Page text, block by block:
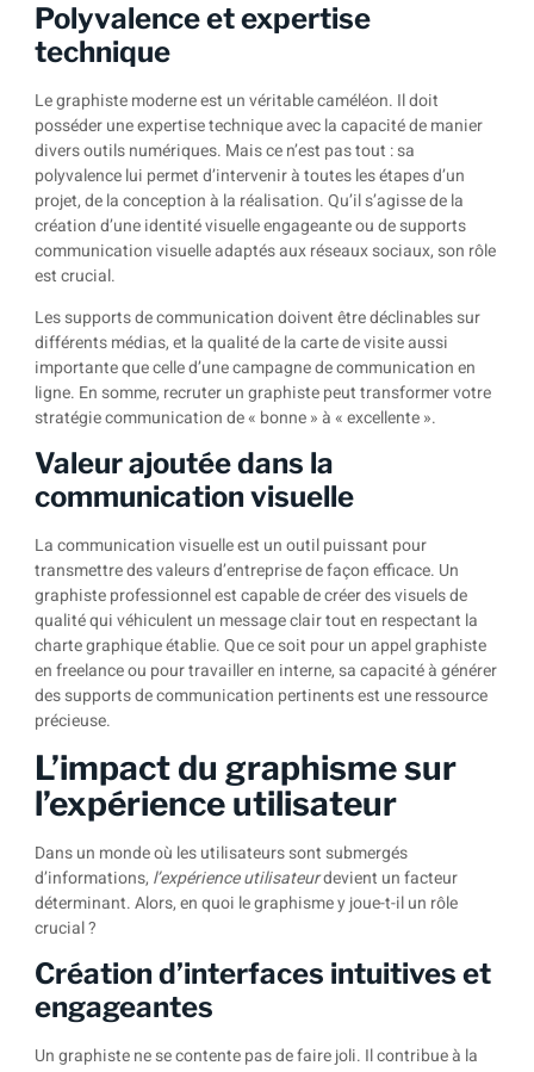
Polyvalence et expertise
technique
Le graphiste moderne est un véritable caméléon. Il doit
posséder une expertise technique avec la capacité de manier
divers outils numériques. Mais ce n’est pas tout : sa
polyvalence lui permet d’intervenir à toutes les étapes d’un
projet, de la conception à la réalisation. Qu’il s’agisse de la
création d’une identité visuelle engageante ou de supports
communication visuelle adaptés aux réseaux sociaux, son rôle
est crucial.
Les supports de communication doivent être déclinables sur
différents médias, et la qualité de la carte de visite aussi
importante que celle d’une campagne de communication en
ligne. En somme, recruter un graphiste peut transformer votre
stratégie communication de « bonne » à « excellente ».
Valeur ajoutée dans la
communication visuelle
La communication visuelle est un outil puissant pour
transmettre des valeurs d’entreprise de façon efficace. Un
graphiste professionnel est capable de créer des visuels de
qualité qui véhiculent un message clair tout en respectant la
charte graphique établie. Que ce soit pour un appel graphiste
en freelance ou pour travailler en interne, sa capacité à générer
des supports de communication pertinents est une ressource
précieuse.
L’impact du graphisme sur
l’expérience utilisateur
Dans un monde où les utilisateurs sont submergés
d’informations, l’expérience utilisateurdevient un facteur
déterminant. Alors, en quoi le graphisme y joue-t-il un rôle
crucial ?
Création d’interfaces intuitives et
engageantes
Un graphiste ne se contente pas de faire joli. Il contribue à la